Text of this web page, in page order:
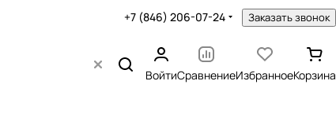
+7 (846) 206-07-24 Заказать звонок
ВойтиСравнениеИзбранноеКорзина